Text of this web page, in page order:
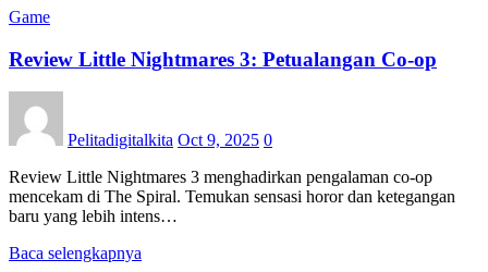
Game
Review Little Nightmares 3: Petualangan Co-op
Pelitadigitalkita Oct 9, 2025 0
Review Little Nightmares 3 menghadirkan pengalaman co-op
mencekam di The Spiral. Temukan sensasi horor dan ketegangan
baru yang lebih intens…
Baca selengkapnya